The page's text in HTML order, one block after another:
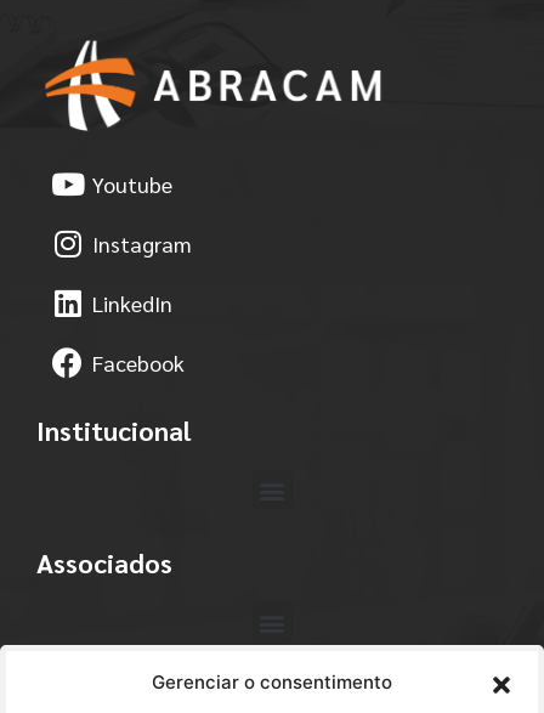
Gerenciar o consentimento
Youtube
Instagram
LinkedIn
Facebook
Institucional
Associados